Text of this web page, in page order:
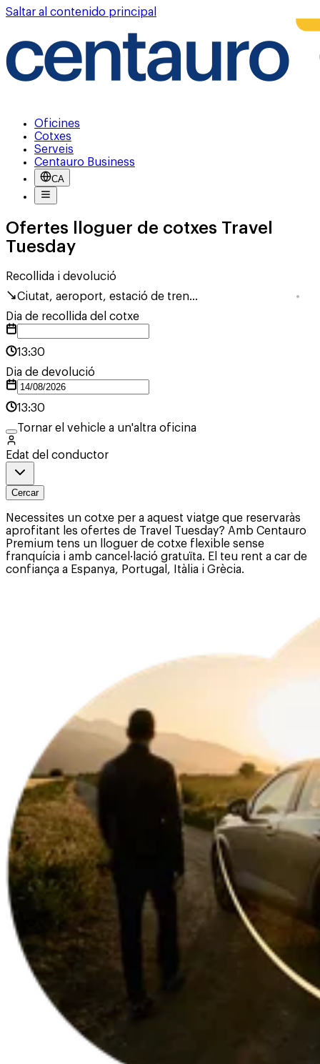
Saltar al contenido principal
Oficines
Cotxes
Serveis
Centauro Business
CA
Ofertes lloguer de cotxes Travel
Tuesday
Recollida i devolució
Ciutat, aeroport, estació de tren...
Dia de recollida del cotxe
13:30
Dia de devolució
13:30
Tornar el vehicle a un'altra oficina
Edat del conductor
Cercar
Necessites un cotxe per a aquest viatge que reservaràs
aprofitant les ofertes de Travel Tuesday? Amb Centauro
Premium tens un lloguer de cotxe flexible sense
franquícia i amb cancel·lació gratuïta. El teu rent a car de
confiança a Espanya, Portugal, Itàlia i Grècia.